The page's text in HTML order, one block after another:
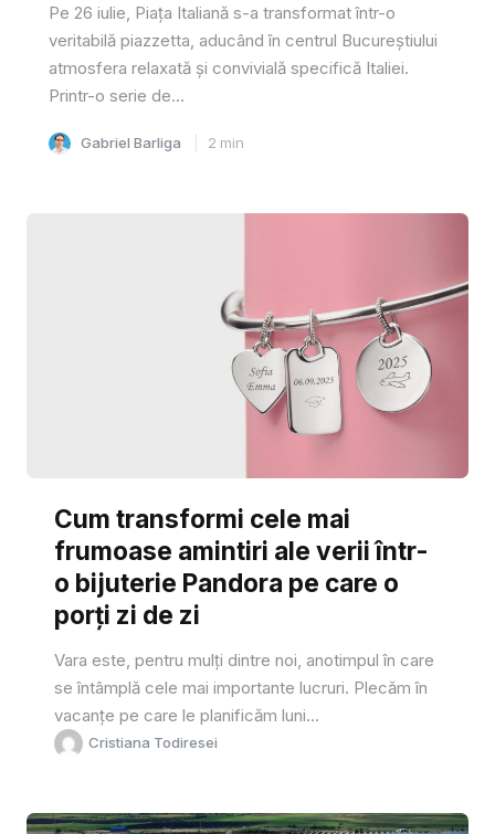
Pe 26 iulie, Piața Italiană s-a transformat într-o
veritabilă piazzetta, aducând în centrul Bucureștiului
atmosfera relaxată și convivială specifică Italiei.
Printr-o serie de...
Gabriel Barliga 2 min
Cum transformi cele mai
frumoase amintiri ale verii într-
o bijuterie Pandora pe care o
porți zi de zi
Vara este, pentru mulți dintre noi, anotimpul în care
se întâmplă cele mai importante lucruri. Plecăm în
vacanțe pe care le planificăm luni...
Cristiana Todiresei